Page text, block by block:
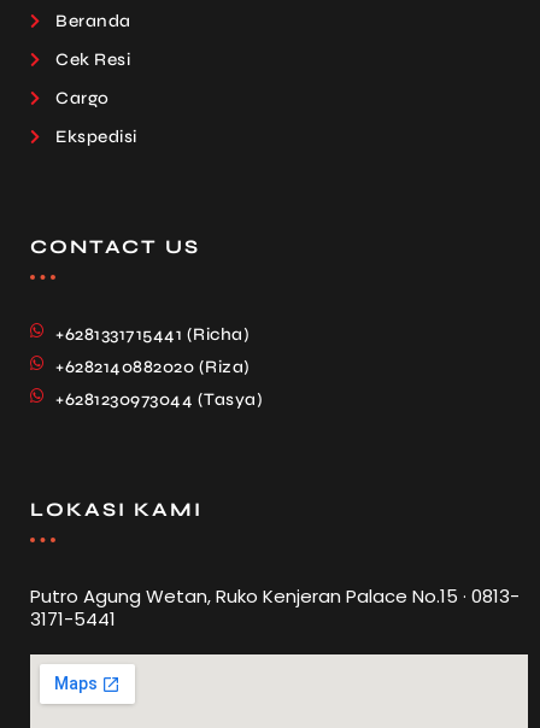
Beranda
Cek Resi
Cargo
Ekspedisi
CONTACT US
+6281331715441 (Richa)
+6282140882020 (Riza)
+6281230973044 (Tasya)
LOKASI KAMI
Putro Agung Wetan, Ruko Kenjeran Palace No.15 · 0813-
3171-5441